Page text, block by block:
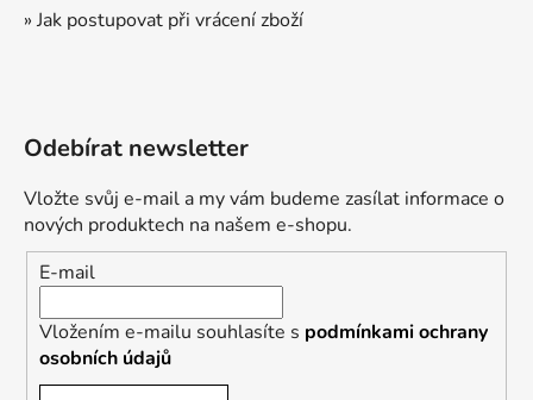
» Jak postupovat při vrácení zboží
Odebírat newsletter
Vložte svůj e-mail a my vám budeme zasílat informace o
nových produktech na našem e-shopu.
E-mail
Vložením e-mailu souhlasíte s podmínkami ochrany
osobních údajů